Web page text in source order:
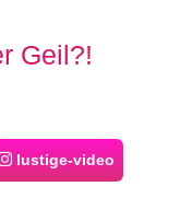
Geil?!
lustige-video